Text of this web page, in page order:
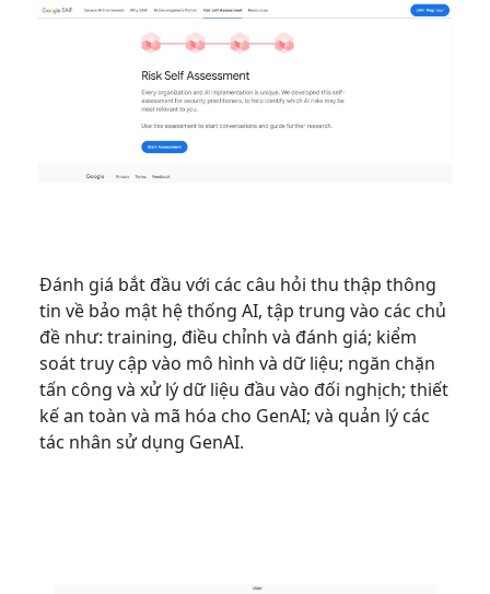
Đánh giá bắt đầu với các câu hỏi thu thập thông
tin về bảo mật hệ thống AI, tập trung vào các chủ
đề như: training, điều chỉnh và đánh giá; kiểm
soát truy cập vào mô hình và dữ liệu; ngăn chặn
tấn công và xử lý dữ liệu đầu vào đối nghịch; thiết
kế an toàn và mã hóa cho GenAI; và quản lý các
tác nhân sử dụng GenAI.